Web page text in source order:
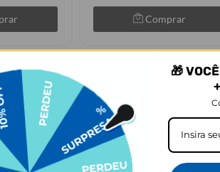
Comprar
Térmica Mini + Ebook
🎁